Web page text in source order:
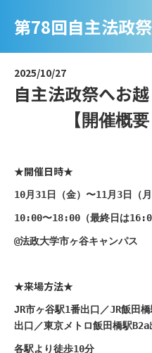
第78回自主法政お
2025/10/27
自主法政祭へお
【開催概
★開催日時★
10月31日（金）〜11月3日（月
10:00〜18:00（最終日は
@法政大学市ヶ谷キャンパス
★来場方法★
JR市ヶ谷駅1番出口／JR飯田
出口／東京メトロ飯田橋駅B2a
各駅より徒歩10分